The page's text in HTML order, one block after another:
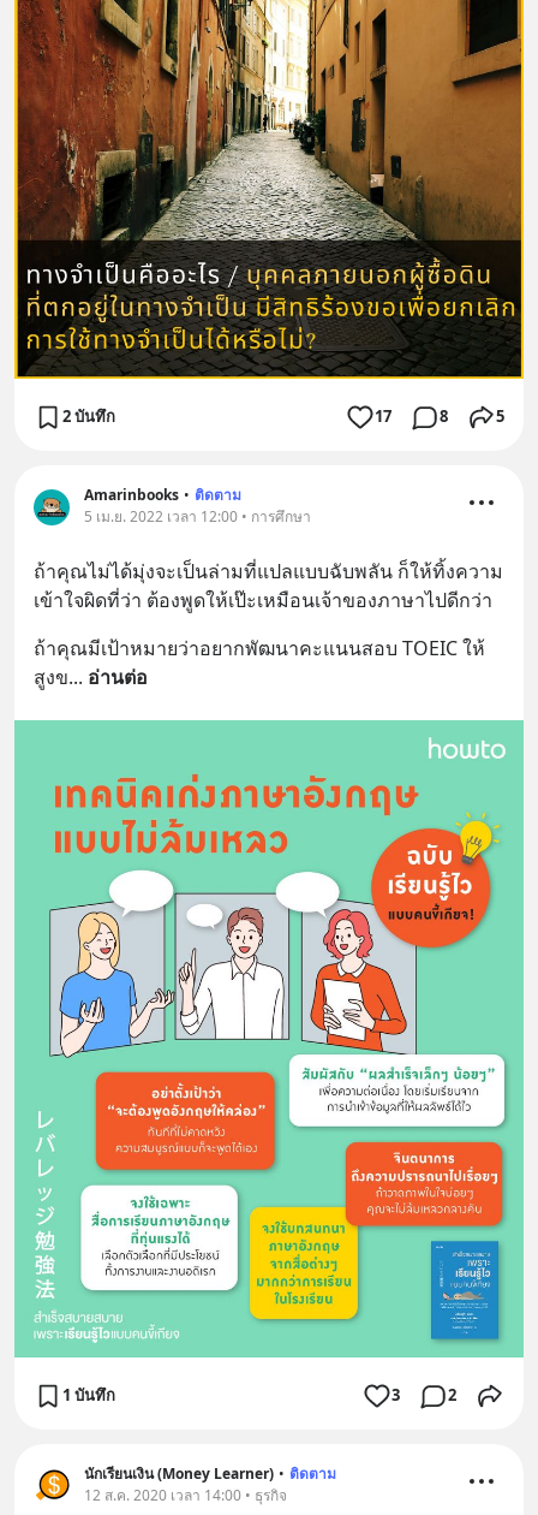
2 บันทึก 17 8 5
Amarinbooks • ติดตาม
5 เม.ย. 2022 เวลา 12:00 • การศึกษา
ถ้าคุณไม่ได้มุ่งจะเป็นล่ามที่แปลแบบฉับพลัน ก็ให้ทิ้งความ
เข้าใจผิดที่ว่า ต้องพูดให้เป๊ะเหมือนเจ้าของภาษาไปดีกว่า
ถ้าคุณมีเป้าหมายว่าอยากพัฒนาคะแนนสอบ TOEIC ให้
สูงข... อ่านต่อ
1 บันทึก 3 2
นักเรียนเงิน (Money Learner) • ติดตาม
12 ส.ค. 2020 เวลา 14:00 • ธุรกิจ